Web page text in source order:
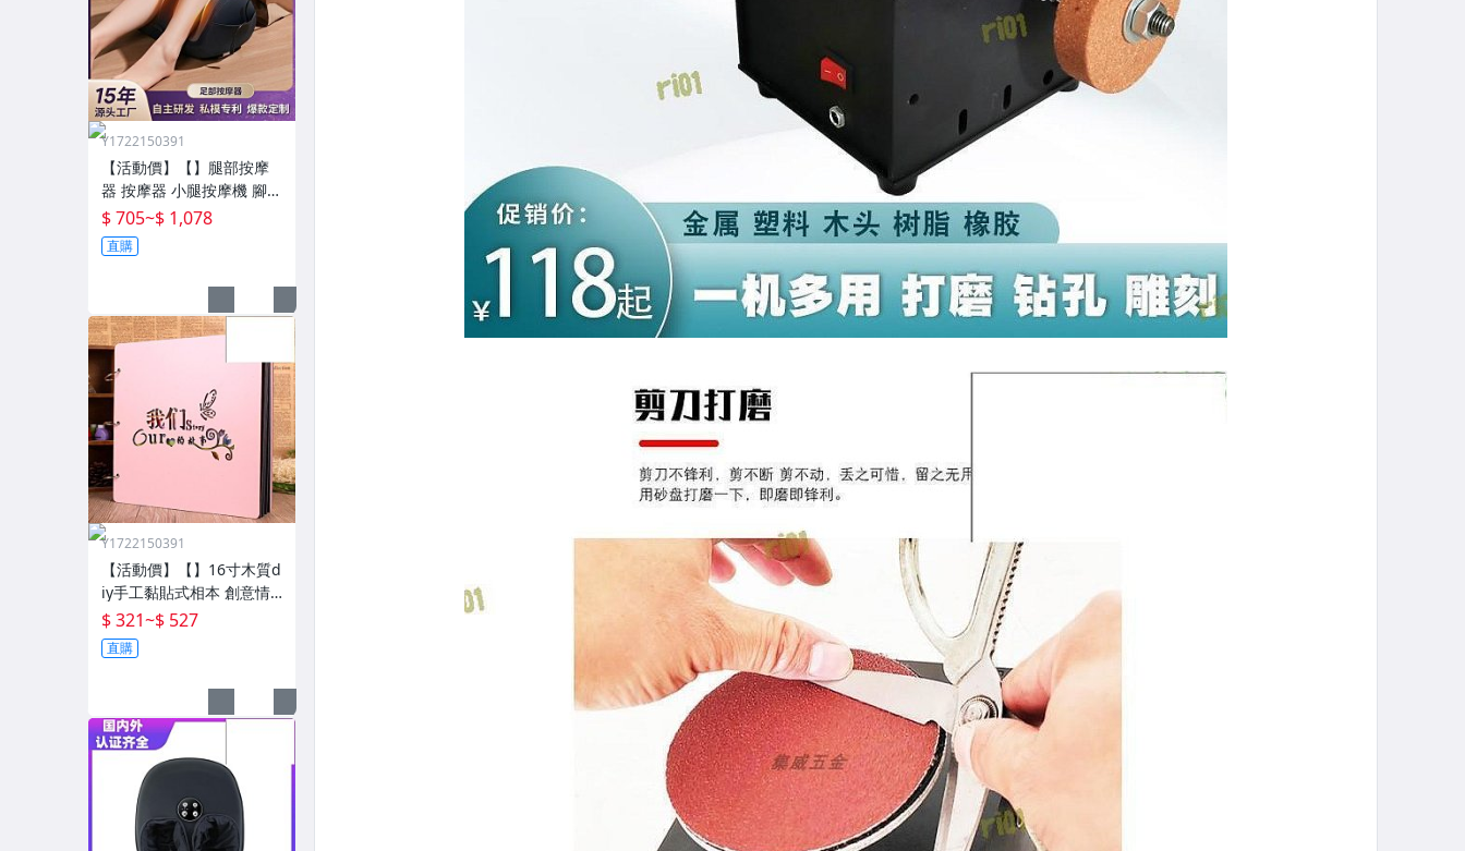
Y1722150391
【活動價】【】腿部按摩
器 按摩器 小腿按摩機 腳底
按摩機 深層按摩儀 小腿按
摩儀全自動揉捏腿部按摩
器全腿底腳熱敷腳部足底
$ 705~$ 1,078
直購
Y1722150391
【活動價】【】16寸木質d
iy手工黏貼式相本 創意情
侶影集紀念收藏冊送男女
朋友
$ 321~$ 527
直購